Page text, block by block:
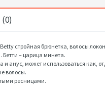
стройная брюнетка, волосы
– царица минета.
и анус, может использоваться как,
волосы.
ресницами.